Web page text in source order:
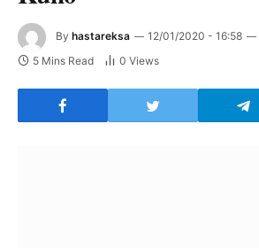
By hastareksa 12/01/2020 - 16:58
5 Mins Read 0 Views